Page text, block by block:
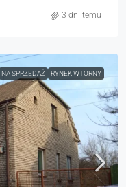
3 dni temu
NA SPRZEDAŻ RYNEK WTÓRNY